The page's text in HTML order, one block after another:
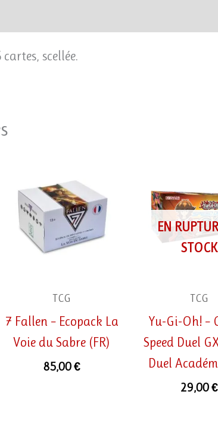
scellée.
TCG
7 Fallen – Ecopack La
Voie du Sabre (FR)
85,00€
EN
STOCK
TCG
Yu-Gi-Oh! –
Speed Duel
Duel
29,00€